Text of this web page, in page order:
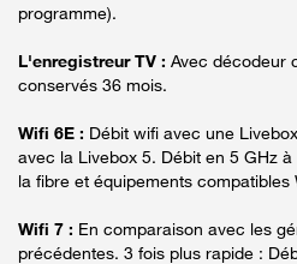
programme).
L'enregistreur TV : Avec décodeur
conservés 36 mois.
Wifi 6E : Débit wifi avec une
avec la Livebox 5. Débit en 5 GHz
la fibre et équipements
Wifi 7 : En comparaison avec les
précédentes. 3 fois plus rapide :